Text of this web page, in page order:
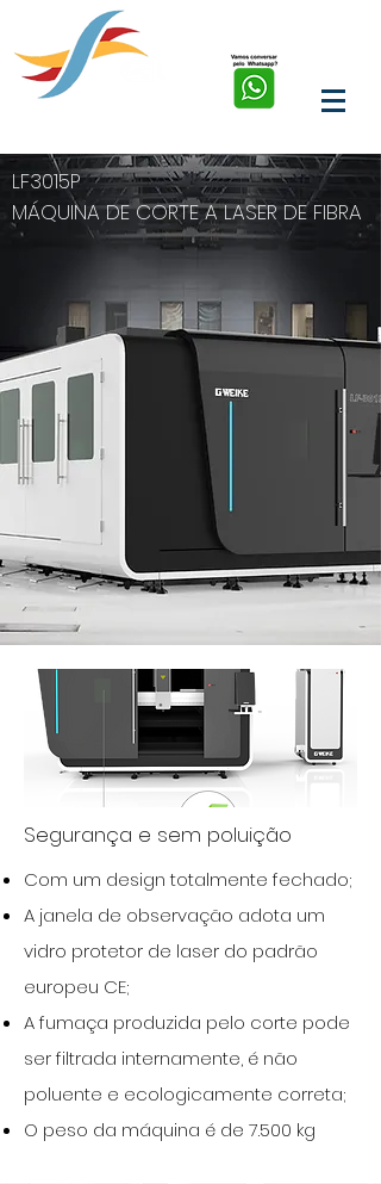
LF3015P
MÁQUINA DE CORTE A LASER DE FIBRA
Segurança e sem poluição
Com um design totalmente fechado;
A janela de observação adota um
vidro protetor de laser do padrão
europeu CE;
A fumaça produzida pelo corte pode
ser filtrada internamente, é não
poluente e ecologicamente correta;
O peso da máquina é de 7.500 kg